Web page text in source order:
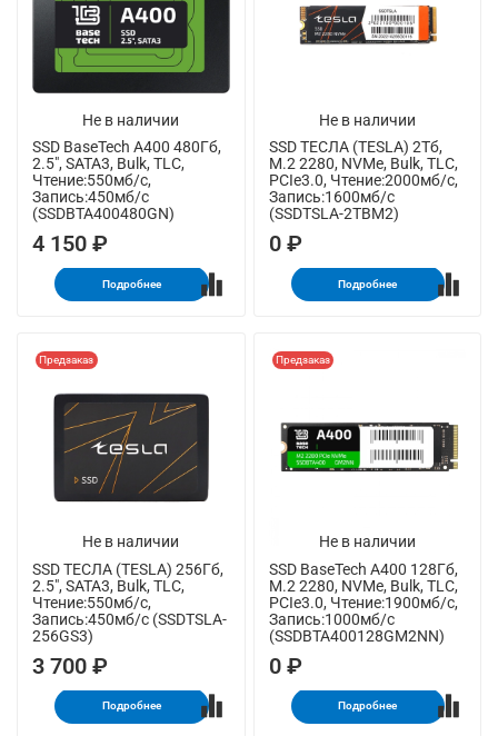
Не в наличии
SSD BaseTech A400 480Гб,
2.5", SATA3, Bulk, TLC,
Чтение:550мб/с,
Запись:450мб/с
(SSDBTA400480GN)
4 150 ₽
Подробнее
Не в наличии
SSD ТЕСЛА (TESLA) 2Тб,
M.2 2280, NVMe, Bulk, TLC,
PCIe3.0, Чтение:2000мб/с,
Запись:1600мб/с
(SSDTSLA-2TBM2)
0 ₽
Подробнее
Не в наличии
Предзаказ
SSD ТЕСЛА (TESLA) 256Гб,
2.5", SATA3, Bulk, TLC,
Чтение:550мб/с,
Запись:450мб/с (SSDTSLA-
256GS3)
3 700 ₽
Подробнее
Не в наличии
Предзаказ
SSD BaseTech A400 128Гб,
M.2 2280, NVMe, Bulk, TLC,
PCIe3.0, Чтение:1900мб/с,
Запись:1000мб/с
(SSDBTA400128GM2NN)
0 ₽
Подробнее